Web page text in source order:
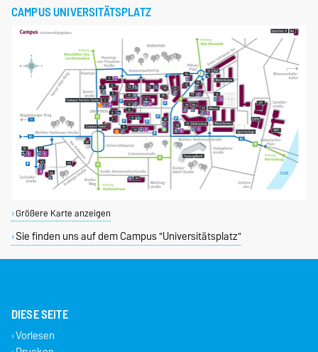
CAMPUS UNIVERSITÄTSPLATZ
Größere Karte anzeigen
Sie finden uns auf dem Campus "Universitätsplatz"
DIESE SEITE
Vorlesen